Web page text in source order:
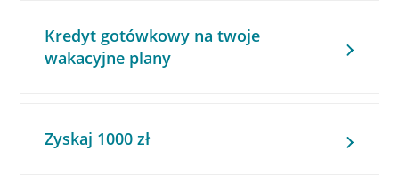
Kredyt gotówkowy na twoje
wakacyjne plany
Zyskaj 1000 zł